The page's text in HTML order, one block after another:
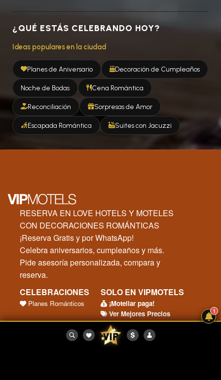
¿QUÉ ESTÁS CELEBRANDO HOY?
Ideas populares en la ciudad
Planes de Aniversario Decoración de Cumpleaños
Noche de Bodas Cena Romántica
Reconciliación Sorpresas de Amor
Escapada Romántica Suites con Jacuzzi
RESERVA EN LOVE HOTELS Y MOTELES
CON DECORACIONES ROMÁNTICAS
¡Reserva Gratis y por WhatsApp!
Celebra aniversarios, cumpleaños y más.
Pide asesoría personalizada, compara y
reserva.
CELEBRACIONES
Planes Románticos
SOLO EN VIPMOTELS
¡Moteliar paga!
Ver Mejores Precios
SOY UN MOTEL
Registrar mi Motel
SITIO SEGURO
Términos y Condiciones
1